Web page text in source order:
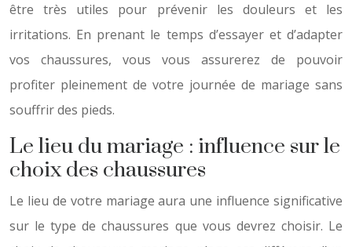
être très utiles pour prévenir les douleurs et les
irritations. En prenant le temps d’essayer et d’adapter
vos chaussures, vous vous assurerez de pouvoir
profiter pleinement de votre journée de mariage sans
souffrir des pieds.
Le lieu du mariage : influence sur le
choix des chaussures
Le lieu de votre mariage aura une influence significative
sur le type de chaussures que vous devrez choisir. Le